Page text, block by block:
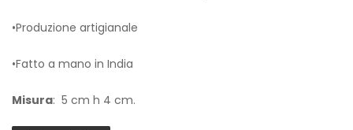
•Produzione artigianale
•Fatto a mano in India
Misura: 5 cm h 4 cm.